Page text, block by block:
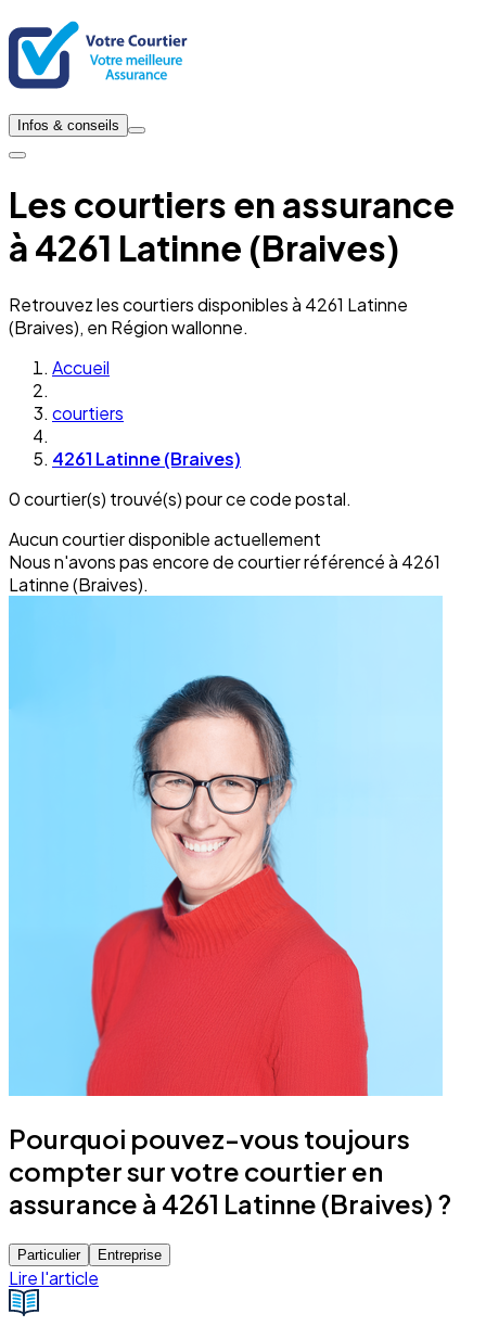
Infos & conseils
Les courtiers en assurance
à 4261 Latinne (Braives)
Retrouvez les courtiers disponibles à 4261 Latinne
(Braives), en Région wallonne.
Accueil
courtiers
4261 Latinne (Braives)
0 courtier(s) trouvé(s) pour ce code postal.
Aucun courtier disponible actuellement
Nous n'avons pas encore de courtier référencé à 4261
Latinne (Braives).
Pourquoi pouvez-vous toujours
compter sur votre courtier en
assurance à 4261 Latinne (Braives) ?
Particulier Entreprise
Lire l'article